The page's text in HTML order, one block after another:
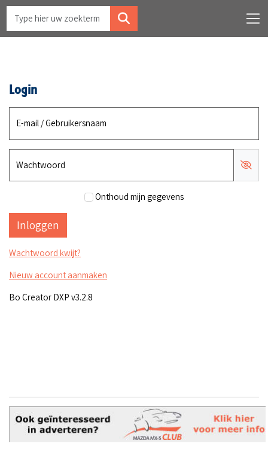
Login
E-mail / Gebruikersnaam
Wachtwoord
Onthoud mijn gegevens
Wachtwoord kwijt?
Nieuw account aanmaken
Bo Creator DXP v3.2.8